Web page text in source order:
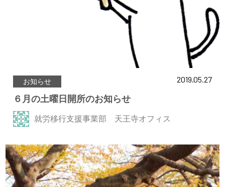
お知らせ 2019.05.27
６月の土曜日開所のお知らせ
就労移行支援事業部 天王寺オフィス